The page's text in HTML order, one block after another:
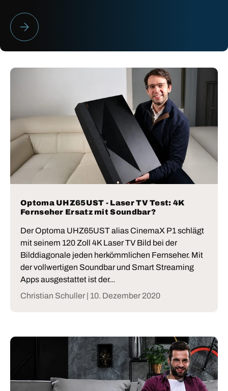
HEIMKINO BESTENLISTE 2026
Optoma UHZ65UST - Laser TV Test: 4K
Fernseher Ersatz mit Soundbar?
Der Optoma UHZ65UST alias CinemaX P1 schlägt
mit seinem 120 Zoll 4K Laser TV Bild bei der
Bilddiagonale jeden herkömmlichen Fernseher. Mit
der vollwertigen Soundbar und Smart Streaming
Apps ausgestattet ist der...
Christian Schuller | 10. Dezember 2020